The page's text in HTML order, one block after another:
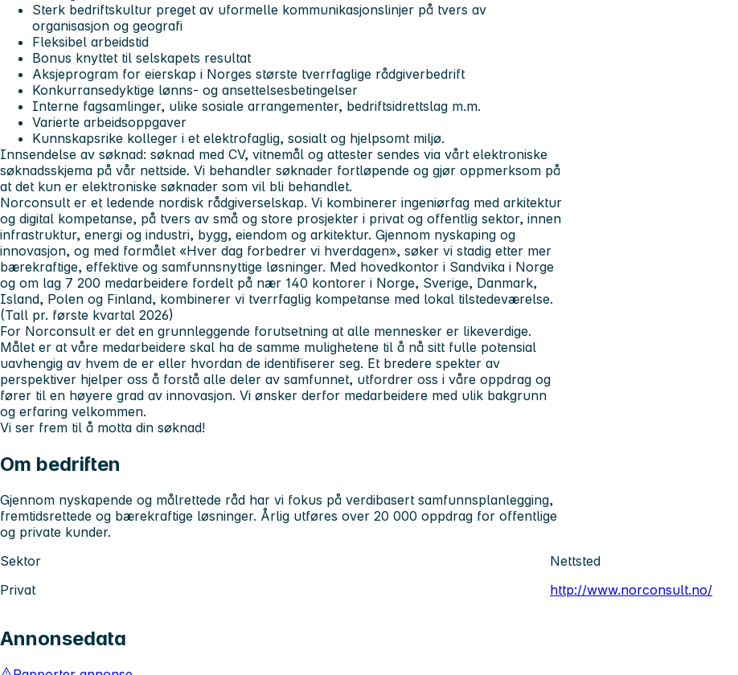
Sterk bedriftskultur preget av uformelle kommunikasjonslinjer på tvers av
organisasjon og geografi
Fleksibel arbeidstid
Bonus knyttet til selskapets resultat
Aksjeprogram for eierskap i Norges største tverrfaglige rådgiverbedrift
Konkurransedyktige lønns- og ansettelsesbetingelser
Interne fagsamlinger, ulike sosiale arrangementer, bedriftsidrettslag m.m.
Varierte arbeidsoppgaver
Kunnskapsrike kolleger i et elektrofaglig, sosialt og hjelpsomt miljø.
Innsendelse av søknad: søknad med CV, vitnemål og attester sendes via vårt elektroniske
søknadsskjema på vår nettside. Vi behandler søknader fortløpende og gjør oppmerksom på
at det kun er elektroniske søknader som vil bli behandlet.
Norconsult er et ledende nordisk rådgiverselskap. Vi kombinerer ingeniørfag med arkitektur
og digital kompetanse, på tvers av små og store prosjekter i privat og offentlig sektor, innen
infrastruktur, energi og industri, bygg, eiendom og arkitektur. Gjennom nyskaping og
innovasjon, og med formålet «Hver dag forbedrer vi hverdagen», søker vi stadig etter mer
bærekraftige, effektive og samfunnsnyttige løsninger. Med hovedkontor i Sandvika i Norge
og om lag 7 200 medarbeidere fordelt på nær 140 kontorer i Norge, Sverige, Danmark,
Island, Polen og Finland, kombinerer vi tverrfaglig kompetanse med lokal tilstedeværelse.
(Tall pr. første kvartal 2026)
For Norconsult er det en grunnleggende forutsetning at alle mennesker er likeverdige.
Målet er at våre medarbeidere skal ha de samme mulighetene til å nå sitt fulle potensial
uavhengig av hvem de er eller hvordan de identifiserer seg. Et bredere spekter av
perspektiver hjelper oss å forstå alle deler av samfunnet, utfordrer oss i våre oppdrag og
fører til en høyere grad av innovasjon. Vi ønsker derfor medarbeidere med ulik bakgrunn
og erfaring velkommen.
Vi ser frem til å motta din søknad!
Om bedriften
Gjennom nyskapende og målrettede råd har vi fokus på verdibasert samfunnsplanlegging,
fremtidsrettede og bærekraftige løsninger. Årlig utføres over 20 000 oppdrag for offentlige
og private kunder.
Sektor
Privat
Nettsted
http://www.norconsult.no/
Annonsedata